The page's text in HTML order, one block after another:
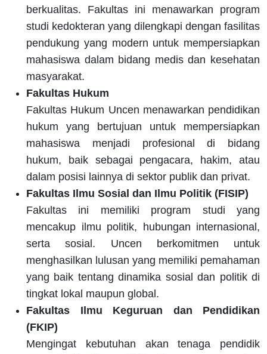
berkualitas. Fakultas ini menawarkan program
studi kedokteran yang dilengkapi dengan fasilitas
pendukung yang modern untuk mempersiapkan
mahasiswa dalam bidang medis dan kesehatan
masyarakat.
Fakultas Hukum
Fakultas Hukum Uncen menawarkan pendidikan
hukum yang bertujuan untuk mempersiapkan
mahasiswa menjadi profesional di bidang
hukum, baik sebagai pengacara, hakim, atau
dalam posisi lainnya di sektor publik dan privat.
Fakultas Ilmu Sosial dan Ilmu Politik (FISIP)
Fakultas ini memiliki program studi yang
mencakup ilmu politik, hubungan internasional,
serta sosial. Uncen berkomitmen untuk
menghasilkan lulusan yang memiliki pemahaman
yang baik tentang dinamika sosial dan politik di
tingkat lokal maupun global.
Fakultas Ilmu Keguruan dan Pendidikan
(FKIP)
Mengingat kebutuhan akan tenaga pendidik